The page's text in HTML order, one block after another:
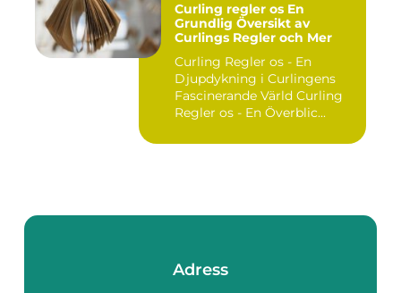
Curling regler os En
Grundlig Översikt av
Curlings Regler och Mer
Curling Regler os - En
Djupdykning i Curlingens
Fascinerande Värld Curling
Regler os - En Överblic...
Adress